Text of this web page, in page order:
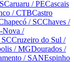
Caruaru / PECascais
/ CTBCastro
/ SCChaves /
Nova /
SCCruzeiro do Sul /
/ MGDourados /
/ SANEspinho